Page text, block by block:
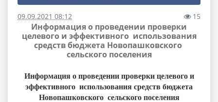
09.09.2021 08:12 15
Информация о проведении проверки
целевого и эффективного использования
средств бюджета Новопашковского
сельского поселения
Информация о проведении проверки целевого и
эффективного использования средств бюджета
Новопашковского сельского поселения